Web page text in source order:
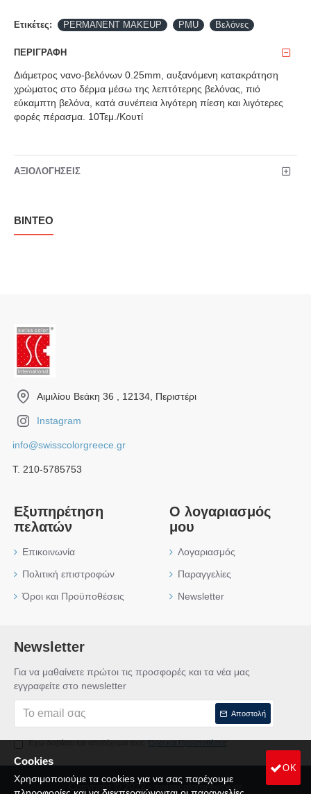
Ετικέτες: PERMANENT MAKEUP PMU Βελόνες
ΠΕΡΙΓΡΑΦΉ
Διάμετρος νανο-βελόνων 0.25mm, αυξανόμενη κατακράτηση
χρώματος στο δέρμα μέσω της λεπτότερης βελόνας, πιό
εύκαμπτη βελόνα, κατά συνέπεια λιγότερη πίεση και λιγότερες
φορές πέρασμα. 10Τεμ./Κουτί
ΑΞΙΟΛΟΓΉΣΕΙΣ
ΒΊΝΤΕΟ
Αιμιλίου Βεάκη 36 , 12134, Περιστέρι
Instagram
info@swisscolorgreece.gr
Τ. 210-5785753
Εξυπηρέτηση
πελατών
Επικοινωνία
Πολιτική επιστροφών
Όροι και Προϋποθέσεις
Ο λογαριασμός
μου
Λογαριασμός
Παραγγελίες
Newsletter
Newsletter
Για να μαθαίνετε πρώτοι τις προσφορές και τα νέα μας
εγγραφείτε στο newsletter
Αποστολή
Έχω διαβάσει και αποδέχομαι τους Όροι και Προϋποθέσεις
Copyright © 2022 - swisscolorgreece.gr
OK
Cookies
Χρησιμοποιούμε τα cookies για να σας παρέχουμε